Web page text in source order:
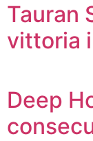
Tauran
vittoria
Deep